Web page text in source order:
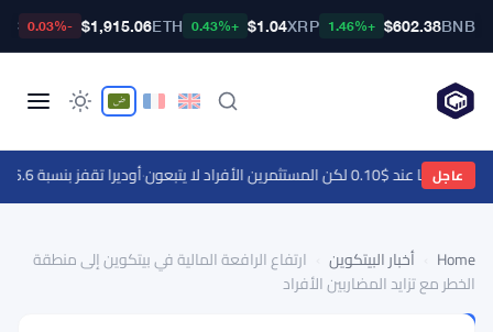
BNB
$602.38
+1.46%
XRP
$1.04
+0.43%
ETH
$1,915.06
-0.03%
عاجل
عند $0.10 لكن المستثمرين الأفراد لا يتبعون ·أوديرا تقفز بنسبة 46.6% مع تحركات العملات الرقمية - التحركات اليومية 9 أغسطس
Home أخبار البيتكوين
ارتفاع الرافعة المالية في بيتكوين إلى منطقة
الخطر مع تزايد المضاربين الأفراد